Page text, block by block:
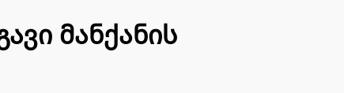
მანქანის